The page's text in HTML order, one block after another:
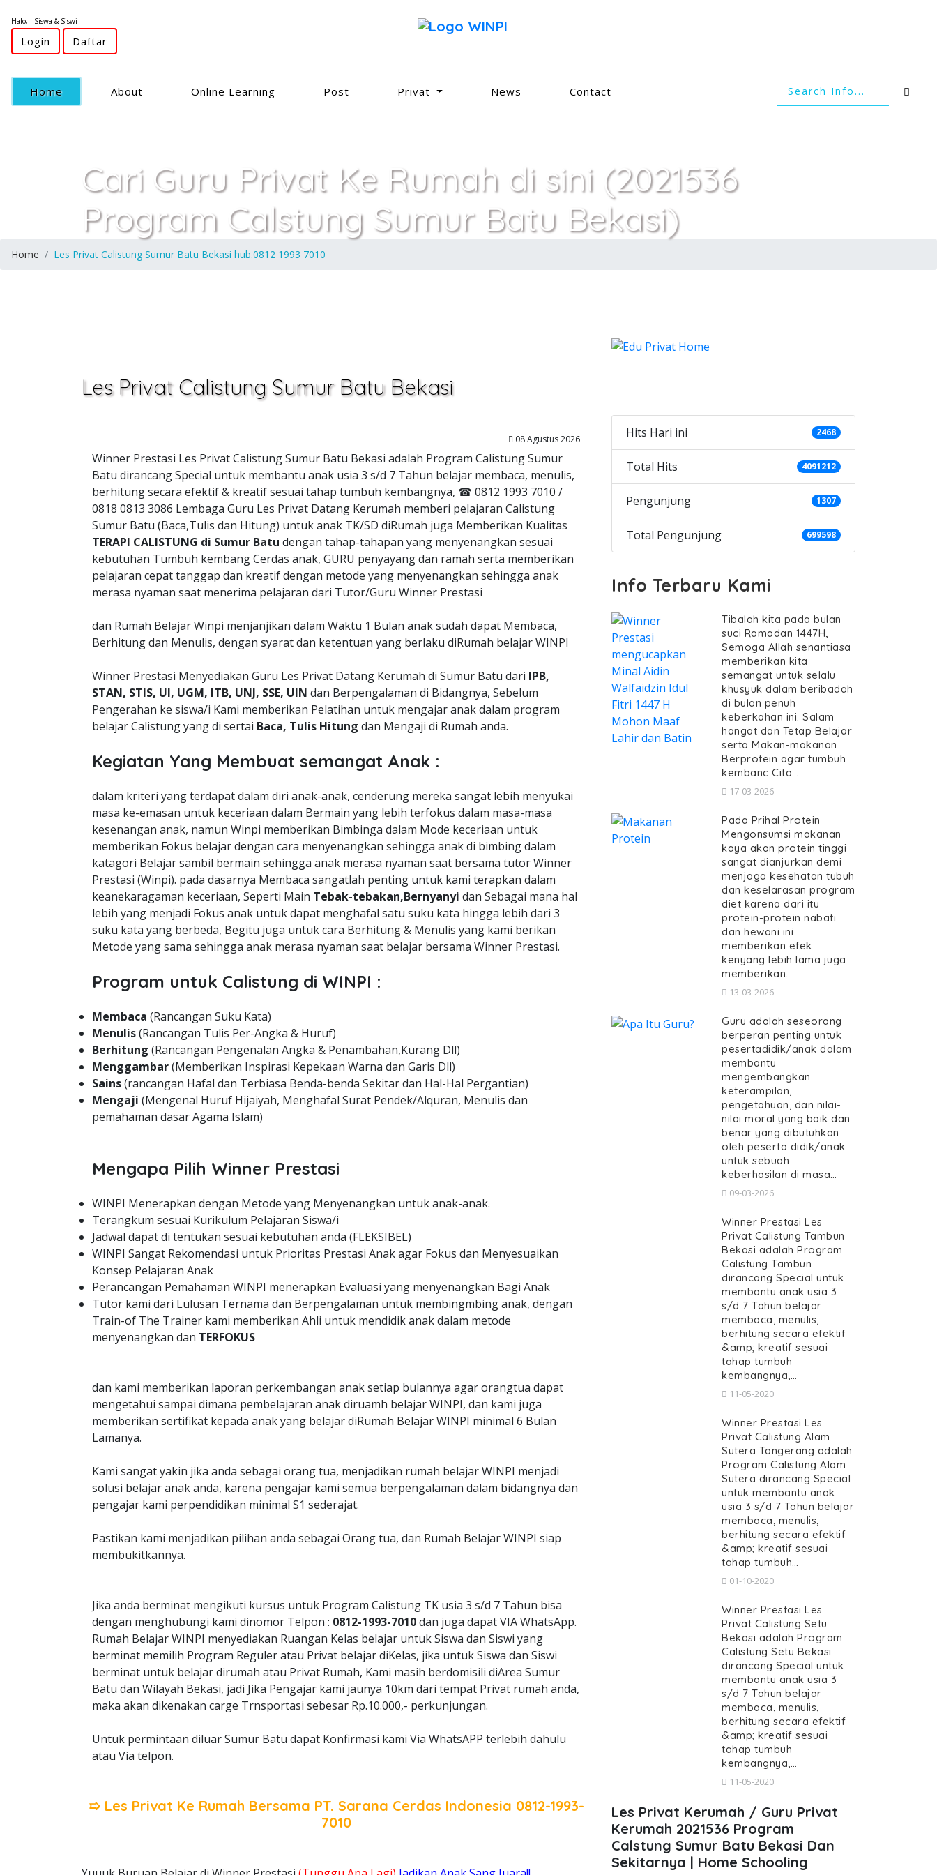
Halo, Siswa & Siswi
Login Daftar
Home(current) About Online Learning Post Privat News Contact
Cari Guru Privat Ke Rumah di sini (2021536
Program Calstung Sumur Batu Bekasi)
Home Les Privat Calistung Sumur Batu Bekasi hub.0812 1993 7010
Les Privat Calistung Sumur Batu Bekasi
08 Agustus 2026
Winner Prestasi Les Privat Calistung Sumur Batu Bekasi adalah Program Calistung Sumur
Batu dirancang Special untuk membantu anak usia 3 s/d 7 Tahun belajar membaca, menulis,
berhitung secara efektif & kreatif sesuai tahap tumbuh kembangnya, ☎ 0812 1993 7010 /
0818 0813 3086 Lembaga Guru Les Privat Datang Kerumah memberi pelajaran Calistung
Sumur Batu (Baca,Tulis dan Hitung) untuk anak TK/SD diRumah juga Memberikan Kualitas
TERAPI CALISTUNG di Sumur Batu dengan tahap-tahapan yang menyenangkan sesuai
kebutuhan Tumbuh kembang Cerdas anak, GURU penyayang dan ramah serta memberikan
pelajaran cepat tanggap dan kreatif dengan metode yang menyenangkan sehingga anak
merasa nyaman saat menerima pelajaran dari Tutor/Guru Winner Prestasi
dan Rumah Belajar Winpi menjanjikan dalam Waktu 1 Bulan anak sudah dapat Membaca,
Berhitung dan Menulis, dengan syarat dan ketentuan yang berlaku diRumah belajar WINPI
Winner Prestasi Menyediakan Guru Les Privat Datang Kerumah di Sumur Batu dari IPB,
STAN, STIS, UI, UGM, ITB, UNJ, SSE, UIN dan Berpengalaman di Bidangnya, Sebelum
Pengerahan ke siswa/i Kami memberikan Pelatihan untuk mengajar anak dalam program
belajar Calistung yang di sertai Baca, Tulis Hitung dan Mengaji di Rumah anda.
Kegiatan Yang Membuat semangat Anak :
dalam kriteri yang terdapat dalam diri anak-anak, cenderung mereka sangat lebih menyukai
masa ke-emasan untuk keceriaan dalam Bermain yang lebih terfokus dalam masa-masa
kesenangan anak, namun Winpi memberikan Bimbinga dalam Mode keceriaan untuk
memberikan Fokus belajar dengan cara menyenangkan sehingga anak di bimbing dalam
katagori Belajar sambil bermain sehingga anak merasa nyaman saat bersama tutor Winner
Prestasi (Winpi). pada dasarnya Membaca sangatlah penting untuk kami terapkan dalam
keanekaragaman keceriaan, Seperti Main Tebak-tebakan,Bernyanyi dan Sebagai mana hal
lebih yang menjadi Fokus anak untuk dapat menghafal satu suku kata hingga lebih dari 3
suku kata yang berbeda, Begitu juga untuk cara Berhitung & Menulis yang kami berikan
Metode yang sama sehingga anak merasa nyaman saat belajar bersama Winner Prestasi.
Program untuk Calistung di WINPI :
Membaca (Rancangan Suku Kata)
Menulis(Rancangan Tulis Per-Angka & Huruf)
Berhitung (Rancangan Pengenalan Angka & Penambahan,Kurang Dll)
Menggambar(Memberikan Inspirasi Kepekaan Warna dan Garis Dll)
Sains(rancangan Hafal dan Terbiasa Benda-benda Sekitar dan Hal-Hal Pergantian)
Mengaji (Mengenal Huruf Hijaiyah, Menghafal Surat Pendek/Alquran, Menulis dan
pemahaman dasar Agama Islam)
Mengapa Pilih Winner Prestasi
WINPI Menerapkan dengan Metode yang Menyenangkan untuk anak-anak.
Terangkum sesuai Kurikulum Pelajaran Siswa/i
Jadwal dapat di tentukan sesuai kebutuhan anda (FLEKSIBEL)
WINPI Sangat Rekomendasi untuk Prioritas Prestasi Anak agar Fokus dan Menyesuaikan
Konsep Pelajaran Anak
Perancangan Pemahaman WINPI menerapkan Evaluasi yang menyenangkan Bagi Anak
Tutor kami dari Lulusan Ternama dan Berpengalaman untuk membingmbing anak, dengan
Train-of The Trainer kami memberikan Ahli untuk mendidik anak dalam metode
menyenangkan dan TERFOKUS
dan kami memberikan laporan perkembangan anak setiap bulannya agar orangtua dapat
mengetahui sampai dimana pembelajaran anak diruamh belajar WINPI, dan kami juga
memberikan sertifikat kepada anak yang belajar diRumah Belajar WINPI minimal 6 Bulan
Lamanya.
Kami sangat yakin jika anda sebagai orang tua, menjadikan rumah belajar WINPI menjadi
solusi belajar anak anda, karena pengajar kami semua berpengalaman dalam bidangnya dan
pengajar kami perpendidikan minimal S1 sederajat.
Pastikan kami menjadikan pilihan anda sebagai Orang tua, dan Rumah Belajar WINPI siap
membukitkannya.
Jika anda berminat mengikuti kursus untuk Program Calistung TK usia 3 s/d 7 Tahun bisa
dengan menghubungi kami dinomor Telpon : 0812-1993-7010dan juga dapat VIA WhatsApp.
Rumah Belajar WINPI menyediakan Ruangan Kelas belajar untuk Siswa dan Siswi yang
berminat memilih Program Reguler atau Privat belajar diKelas, jika untuk Siswa dan Siswi
berminat untuk belajar dirumah atau Privat Rumah, Kami masih berdomisili diArea Sumur
Batu dan Wilayah Bekasi, jadi Jika Pengajar kami jaunya 10km dari tempat Privat rumah anda,
maka akan dikenakan carge Trnsportasi sebesar Rp.10.000,- perkunjungan.
Untuk permintaan diluar Sumur Batu dapat Konfirmasi kami Via WhatsAPP terlebih dahulu
atau Via telpon.
➯ Les Privat Ke Rumah Bersama PT. Sarana Cerdas Indonesia 0812-1993-
7010
Hits Hari ini 2468
Total Hits 4091212
Pengunjung 1307
Total Pengunjung 699598
Info Terbaru Kami
Tibalah kita pada bulan
suci Ramadan 1447H,
Semoga Allah senantiasa
memberikan kita
semangat untuk selalu
khusyuk dalam beribadah
di bulan penuh
keberkahan ini. Salam
hangat dan Tetap Belajar
serta Makan-makanan
Berprotein agar tumbuh
kembanc Cita…
17-03-2026
Pada Prihal Protein
Mengonsumsi makanan
kaya akan protein tinggi
sangat dianjurkan demi
menjaga kesehatan tubuh
dan keselarasan program
diet karena dari itu
protein-protein nabati
dan hewani ini
memberikan efek
kenyang lebih lama juga
memberikan…
13-03-2026
Guru adalah seseorang
berperan penting untuk
pesertadidik/anak dalam
membantu
mengembangkan
keterampilan,
pengetahuan, dan nilai-
nilai moral yang baik dan
benar yang dibutuhkan
oleh peserta didik/anak
untuk sebuah
keberhasilan di masa…
09-03-2026
Winner Prestasi Les
Privat Calistung Tambun
Bekasi adalah Program
Calistung Tambun
dirancang Special untuk
membantu anak usia 3
s/d 7 Tahun belajar
membaca, menulis,
berhitung secara efektif
&amp; kreatif sesuai
tahap tumbuh
kembangnya,…
11-05-2020
Winner Prestasi Les
Privat Calistung Alam
Sutera Tangerang adalah
Program Calistung Alam
Sutera dirancang Special
untuk membantu anak
usia 3 s/d 7 Tahun belajar
membaca, menulis,
berhitung secara efektif
&amp; kreatif sesuai
tahap tumbuh…
01-10-2020
Winner Prestasi Les
Privat Calistung Setu
Bekasi adalah Program
Calistung Setu Bekasi
dirancang Special untuk
membantu anak usia 3
s/d 7 Tahun belajar
membaca, menulis,
berhitung secara efektif
&amp; kreatif sesuai
tahap tumbuh
kembangnya,…
11-05-2020
Les Privat Kerumah / Guru Privat
Kerumah 2021536 Program
Calstung Sumur Batu Bekasi Dan
Sekitarnya | Home Schooling